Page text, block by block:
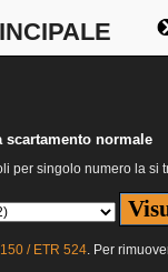
normale
per singolo numero la si
/ ETR 524. Per